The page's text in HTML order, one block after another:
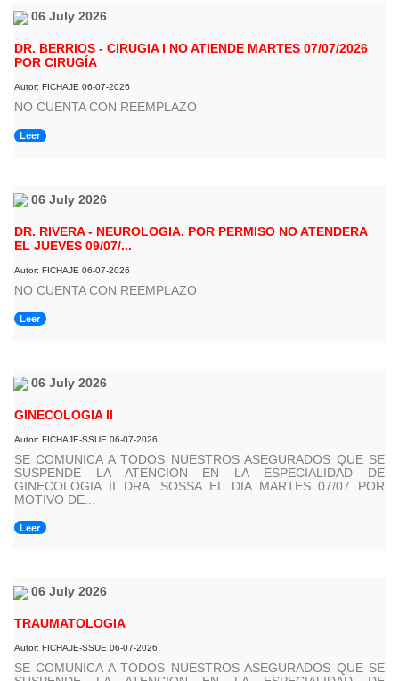
06 July 2026
DR. BERRIOS - CIRUGIA I NO ATIENDE MARTES 07/07/2026
POR CIRUGÍA
Autor: FICHAJE 06-07-2026
NO CUENTA CON REEMPLAZO
Leer
06 July 2026
DR. RIVERA - NEUROLOGIA. POR PERMISO NO ATENDERA
EL JUEVES 09/07/...
Autor: FICHAJE 06-07-2026
NO CUENTA CON REEMPLAZO
Leer
06 July 2026
GINECOLOGIA II
Autor: FICHAJE-SSUE 06-07-2026
SE COMUNICA A TODOS NUESTROS ASEGURADOS QUE SE
SUSPENDE LA ATENCION EN LA ESPECIALIDAD DE
GINECOLOGIA II DRA. SOSSA EL DIA MARTES 07/07 POR
MOTIVO DE...
Leer
06 July 2026
TRAUMATOLOGIA
Autor: FICHAJE-SSUE 06-07-2026
SE COMUNICA A TODOS NUESTROS ASEGURADOS QUE SE